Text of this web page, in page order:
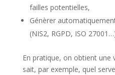
failles potentielles,
Génèrer
(NIS2, RGPD, ISO
En pratique, on obtient une
sait, par exemple, quel